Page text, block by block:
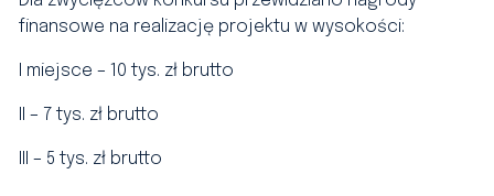
finansowe na realizację projektu w wysokości:
I miejsce – 10 tys. zł brutto
II – 7 tys. zł brutto
III – 5 tys. zł brutto